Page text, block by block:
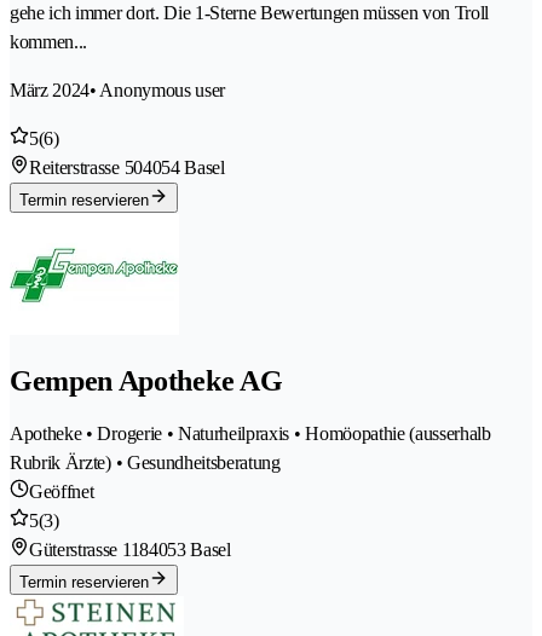
gehe ich immer dort. Die 1-Sterne Bewertungen müssen von Troll
kommen...
März 2024• Anonymous user
5(6)
Reiterstrasse 504054 Basel
Termin reservieren
Gempen Apotheke AG
Apotheke • Drogerie • Naturheilpraxis • Homöopathie (ausserhalb
Rubrik Ärzte) • Gesundheitsberatung
Geöffnet
5(3)
Güterstrasse 1184053 Basel
Termin reservieren